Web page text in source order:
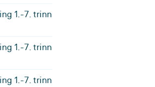
1.-7. trinn
1.-7. trinn
1.-7. trinn